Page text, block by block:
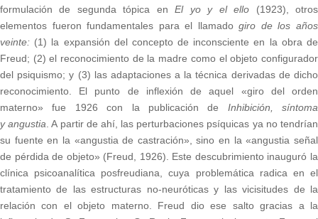
formulación de segunda tópica enEl yo y el ello (1923), otros
elementos fueron fundamentales para el llamadogiro de los años
veinte: (1) la expansión del concepto de inconsciente en la obra de
Freud; (2) el reconocimiento de la madre como el objeto configurador
del psiquismo; y (3) las adaptaciones a la técnica derivadas de dicho
reconocimiento. El punto de inflexión de aquel «giro del orden
materno» fue 1926 con la publicación de Inhibición, síntoma
y angustia . A partir de ahí, las perturbaciones psíquicas ya no tendrían
su fuente en la «angustia de castración», sino en la «angustia señal
de pérdida de objeto» (Freud, 1926). Este descubrimiento inauguró la
clínica psicoanalítica posfreudiana, cuya problemática radica en el
tratamiento de las estructuras no-neuróticas y las vicisitudes de la
relación con el objeto materno. Freud dio ese salto gracias a la